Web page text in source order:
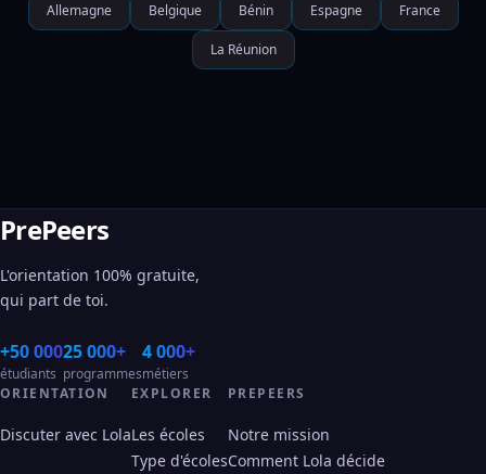
Allemagne Belgique Bénin Espagne France
La Réunion
PrePeers
L'orientation 100% gratuite,
qui part de toi.
+50 000
étudiants
25 000+
programmes
4 000+
métiers
ORIENTATION
Discuter avec Lola
EXPLORER
Les écoles
Type d'écoles
PREPEERS
Notre mission
Comment Lola décide